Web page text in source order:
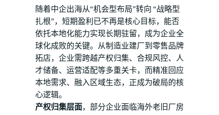
随着中企出海从“机会型布局”转向 “战略型
扎根”，短期盈利已不再是核心目标，能否
依托本地化能力实现长期驻留，成为企业全
球化成败的关键。从制造业建厂到零售品牌
拓店，企业需跨越产权归集、合规风控、人
才储备、运营适配等多重关卡，而精准回应
本地需求、融入区域生态，正成为破局的核
心逻辑。
产权归集层面，部分企业面临海外老旧厂房